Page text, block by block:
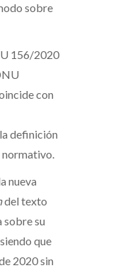
sobre
156/2020
con
definición
normativo.
nueva
del texto
sobre su
que
2020 sin